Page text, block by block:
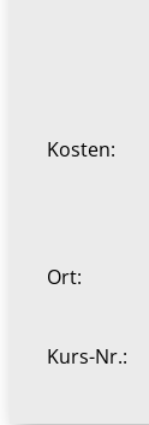
Kosten:
Ort:
Kurs-Nr.: